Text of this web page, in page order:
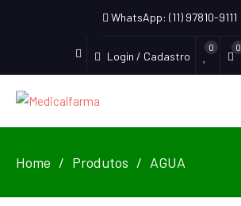
WhatsApp: (11) 97810-9111
Login / Cadastro
0 0
Home Produtos AGUA